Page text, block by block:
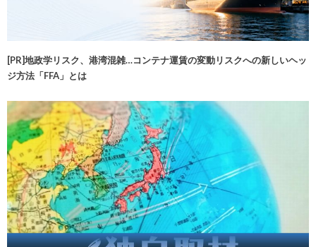
[PR]地政学リスク、港湾混雑…コンテナ運賃の変動リスクへの新しいヘッ
ジ方法「FFA」とは